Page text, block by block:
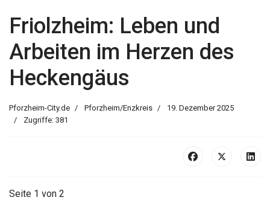
Friolzheim: Leben und
Arbeiten im Herzen des
Heckengäus
Pforzheim-City.de Pforzheim/Enzkreis
19. Dezember 2025
Zugriffe: 381
Seite 1 von 2